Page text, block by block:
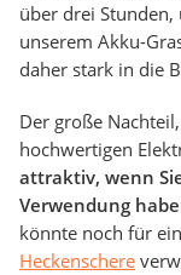
über drei
unserem Akku-
daher stark in die
Der große
hochwertigen
attraktiv, wenn
Verwendung
könnte noch für
Heckenschere